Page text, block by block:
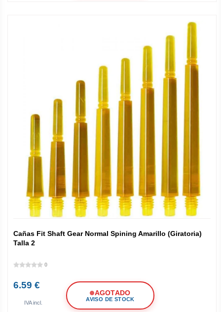
Cañas Fit Shaft Gear Normal Spining Amarillo (Giratoria)
Talla 2
0
6.59 €
IVA incl.
AGOTADO
AVISO DE STOCK